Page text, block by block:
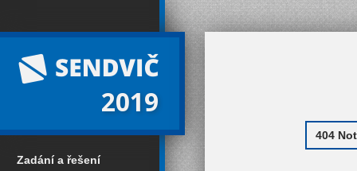
2019
Zadání a řešení